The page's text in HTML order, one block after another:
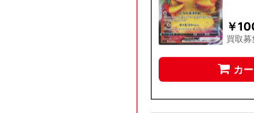
￥
買取募
カ